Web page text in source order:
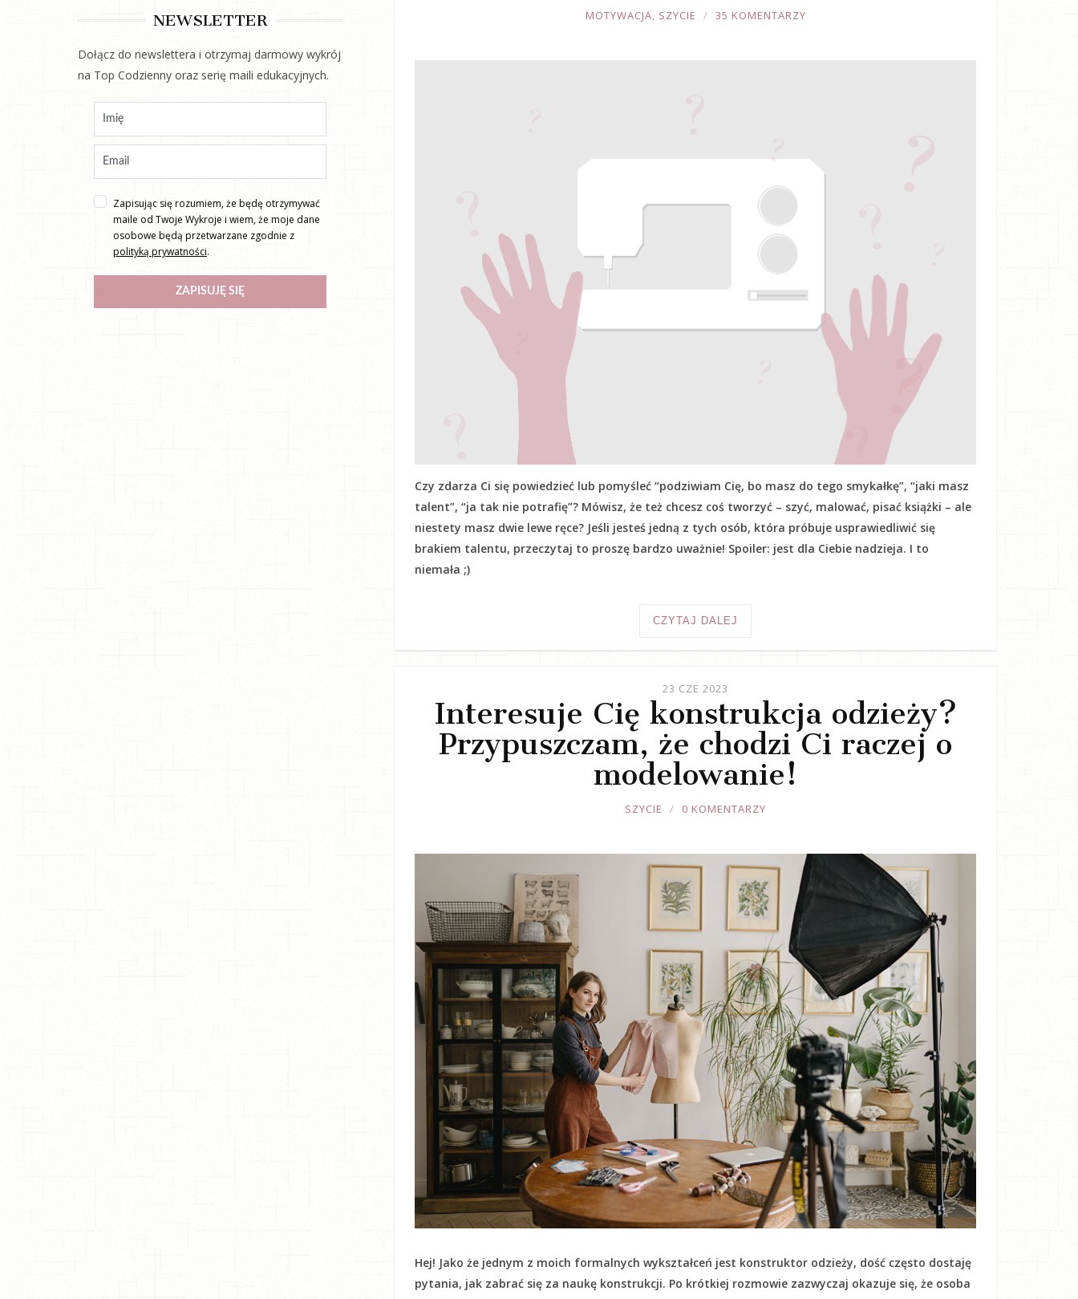
JOULE
MOTYWACJA, SZYCIE 35 KOMENTARZY
Czy zdarza Ci się powiedzieć lub pomyśleć “podziwiam Cię, bo masz do tego smykałkę”, “jaki masz
talent”, “ja tak nie potrafię”? Mówisz, że też chcesz coś tworzyć – szyć, malować, pisać książki – ale
niestety masz dwie lewe ręce? Jeśli jesteś jedną z tych osób, która próbuje usprawiedliwić się
brakiem talentu, przeczytaj to proszę bardzo uważnie! Spoiler: jest dla Ciebie nadzieja. I to
niemała ;)
CZYTAJ DALEJ
23 CZE 2023
Interesuje Cię konstrukcja odzieży?
Przypuszczam, że chodzi Ci raczej o
modelowanie!
JOULE
SZYCIE 0 KOMENTARZY
Hej! Jako że jednym z moich formalnych wykształceń jest konstruktor odzieży, dość często dostaję
pytania, jak zabrać się za naukę konstrukcji. Po krótkiej rozmowie zazwyczaj okazuje się, że osoba
NEWSLETTER
Dołącz do newslettera i otrzymaj darmowy wykrój
na Top Codzienny oraz serię maili edukacyjnych.
Zapisując się rozumiem, że będę otrzymywać
maile od Twoje Wykroje i wiem, że moje dane
osobowe będą przetwarzane zgodnie z
polityką prywatności.
ZAPISUJĘ SIĘ